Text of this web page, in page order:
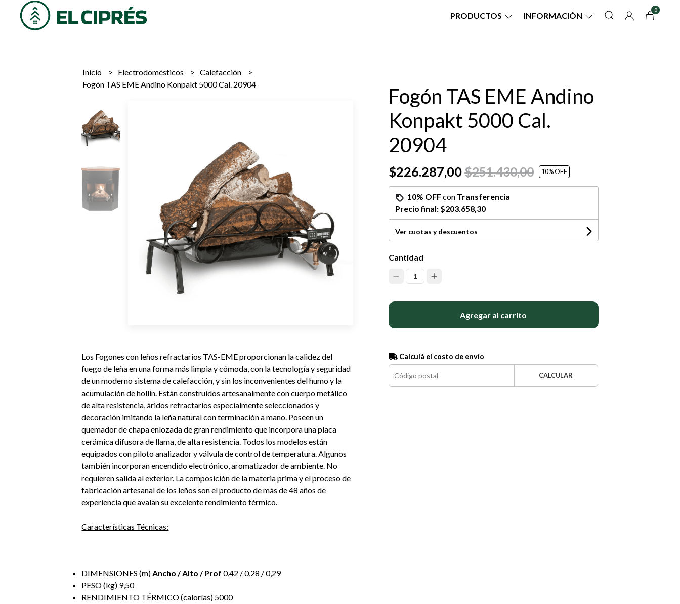
PRODUCTOS INFORMACIÓN
0
Inicio Electrodomésticos
Calefacción
Fogón TAS EME Andino Konpakt 5000 Cal. 20904
Los Fogones con leños refractarios TAS-EME proporcionan la calidez del
fuego de leña en una forma más limpia y cómoda, con la tecnología y seguridad
de un moderno sistema de calefacción, y sin los inconvenientes del humo y la
acumulación de hollín. Están construidos artesanalmente con cuerpo metálico
de alta resistencia, áridos refractarios especialmente seleccionados y
decoración imitando la leña natural con terminación a mano. Poseen un
quemador de chapa enlozada de gran rendimiento que incorpora una placa
cerámica difusora de llama, de alta resistencia. Todos los modelos están
equipados con piloto analizador y válvula de control de temperatura. Algunos
también incorporan encendido electrónico, aromatizador de ambiente. No
requieren salida al exterior. La composición de la materia prima y el proceso de
fabricación artesanal de los leños son el producto de más de 48 años de
experiencia que avalan su excelente rendimiento térmico.
Características Técnicas:
DIMENSIONES (m)Ancho / Alto / Prof 0,42 / 0,28 / 0,29
PESO (kg) 9,50
RENDIMIENTO TÉRMICO (calorías) 5000
Fogón TAS EME Andino
Konpakt 5000 Cal.
20904
$226.287,00$251.430,00 10% OFF
10% OFFcon Transferencia
Precio final: $203.658,30
Ver cuotas y descuentos
Cantidad
1
Agregar al carrito
Calculá el costo de envío
CALCULAR